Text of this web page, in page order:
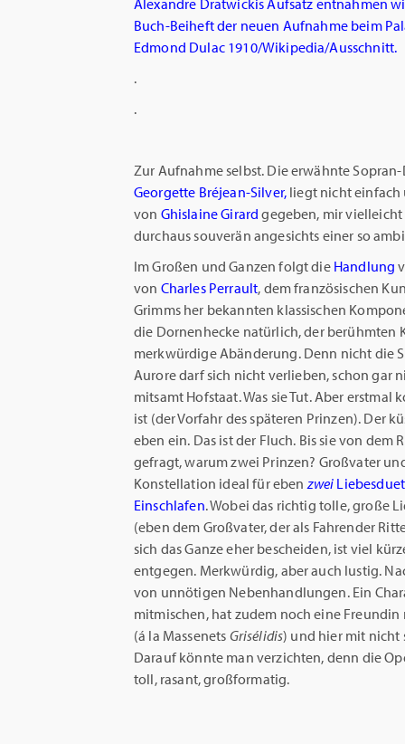
Alexandre Dratwickis Aufsatz entnahmen
Buch-Beiheft der neuen Aufnahme beim
Edmond Dulac 1910/Wikipedia/Ausschnitt.
.
.
Zur Aufnahme selbst. Die erwähnte
Georgette Bréjean-Silver, liegt nicht einfach
von Ghislaine Girard gegeben, mir
durchaus souverän angesichts einer so
Im Großen und Ganzen folgt die Handlung
von Charles Perrault, dem französischen
Grimms her bekannten klassischen
die Dornenhecke natürlich, der berühmten
merkwürdige Abänderung. Denn nicht die
Aurore darf sich nicht verlieben, schon gar
mitsamt Hofstaat. Was sie Tut. Aber
ist (der Vorfahr des späteren Prinzen). Der
eben ein. Das ist der Fluch. Bis sie von
gefragt, warum zwei Prinzen? Großvater
Konstellation ideal für ebenzwei
Einschlafen. Wobei das richtig tolle, große
(eben dem Großvater, der als Fahrender
sich das Ganze eher bescheiden, ist viel
entgegen. Merkwürdig, aber auch lustig.
von unnötigen Nebenhandlungen. Ein
mitmischen, hat zudem noch eine
(á la Massenets Grisélidis) und hier mit nicht
Darauf könnte man verzichten, denn die
toll, rasant, großformatig.